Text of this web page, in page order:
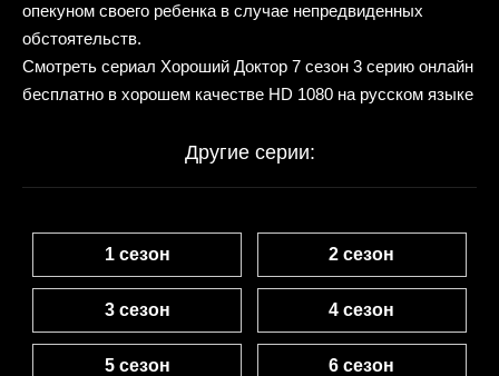
опекуном своего ребенка в случае непредвиденных
обстоятельств.
Смотреть сериал Хороший Доктор 7 сезон 3 серию онлайн
бесплатно в хорошем качестве HD 1080 на русском языке
Другие серии:
1 сезон 2 сезон
3 сезон 4 сезон
5 сезон 6 сезон